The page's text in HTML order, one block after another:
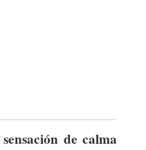
de calma